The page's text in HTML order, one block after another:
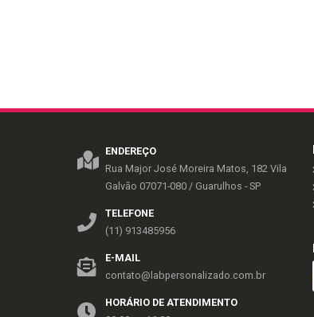
ENDEREÇO
Rua Major José Moreira Matos, 182 Vila
Galvão 07071-080 / Guarulhos - SP
TELEFONE
(11) 913485956
E-MAIL
contato@labpersonalizado.com.br
HORÁRIO DE ATENDIMENTO